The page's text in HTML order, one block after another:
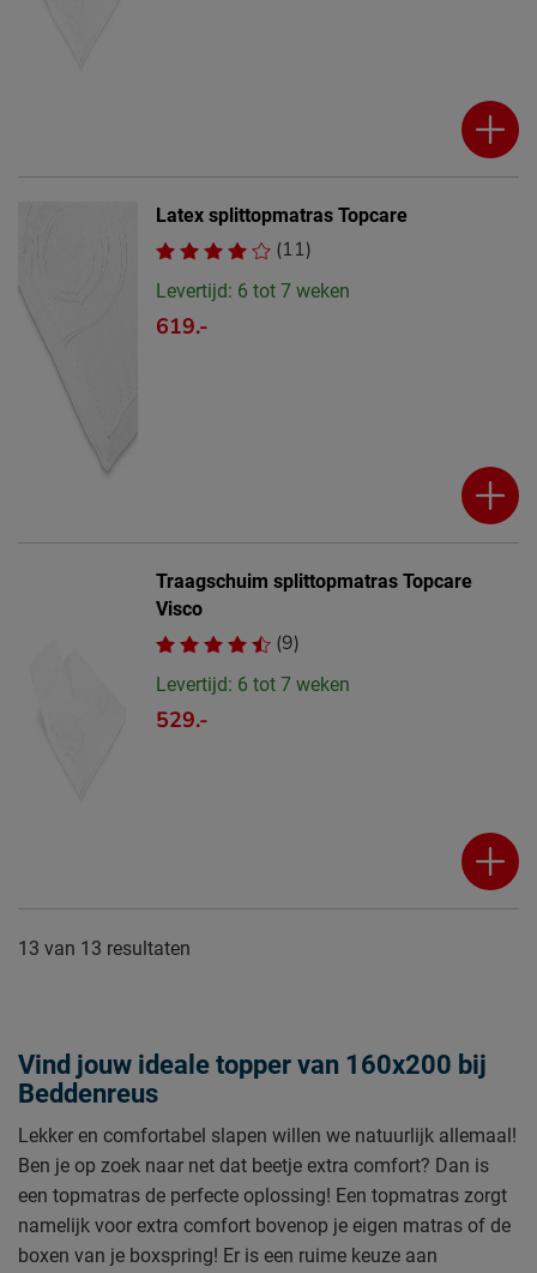
Latex splittopmatras Topcare
(11)
Levertijd: 6 tot 7 weken
619.-
Traagschuim splittopmatras Topcare
Visco
(9)
Levertijd: 6 tot 7 weken
529.-
13 van 13 resultaten
Vind jouw ideale topper van 160x200 bij
Beddenreus
Lekker en comfortabel slapen willen we natuurlijk allemaal!
Ben je op zoek naar net dat beetje extra comfort? Dan is
een topmatras de perfecte oplossing! Een topmatras zorgt
namelijk voor extra comfort bovenop je eigen matras of de
boxen van je boxspring! Er is een ruime keuze aan